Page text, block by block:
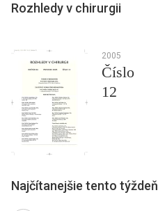
Rozhledy v chirurgii
2005
Číslo
12
Najčítanejšie tento týždeň